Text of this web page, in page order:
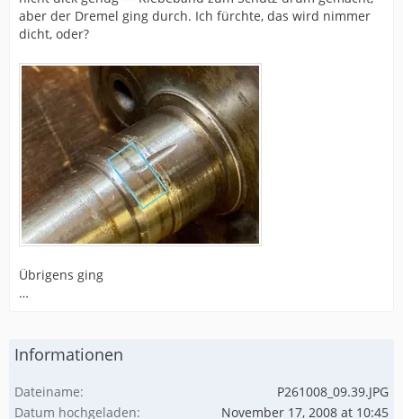
aber der Dremel ging durch. Ich fürchte, das wird nimmer
dicht, oder?
Übrigens ging
…
Informationen
Dateiname
P261008_09.39.JPG
Datum hochgeladen
November 17, 2008 at 10:45